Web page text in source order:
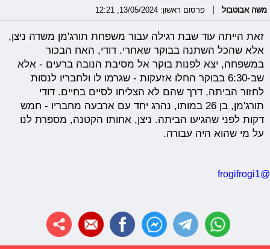
משה אבוטבול פרסום ראשון: 13/05/2024, 12:21
זאת הייתה עוד שבת רגילה עבור משפחת תורג'מן משדה ניצן,
אלא שהכל השתנה בבוקר שאחרי. דודי, האח הבכור
במשפחה, יצא לפנות בוקר אל מסיבת הנובה ברעים - אלא
שב-6:30 בבוקר החלו אזעקות - שגרמו לו ולחבריו לנסות
לחזור הביתה, דרך שהם לא הצליחו לסיים בחיים. דודי
תורג'מן, בן 26 במותו, נהרג יחד עם ארבעה מחבריו - חמש
דקות לפני שהגיעו הביתה. ניצן, אחותו הקטנה, מספרת לנו
על מי שהוא היה עבורה.
@frogifrogi1